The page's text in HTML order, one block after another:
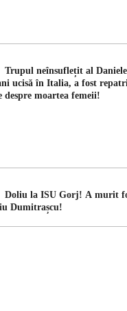
Trupul neînsuflețit al
ucisă în Italia, a fost
despre moartea femeii!
Doliu la ISU Gorj! A murit
Dumitrașcu!